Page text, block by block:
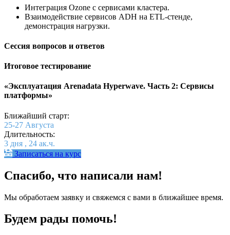
Интеграция Ozone с сервисами кластера.
Взаимодействие сервисов ADH на ETL-стенде,
демонстрация нагрузки.
Сессия вопросов и ответов
Итоговое тестирование
«Эксплуатация Arenadata Hyperwave. Часть 2: Сервисы
платформы»
Ближайший старт:
25-27 Августа
Длительность:
3 дня , 24 ак.ч.
Записаться на курс
Спасибо, что написали нам!
Мы обработаем заявку и свяжемся с вами в ближайшее время.
Будем рады помочь!